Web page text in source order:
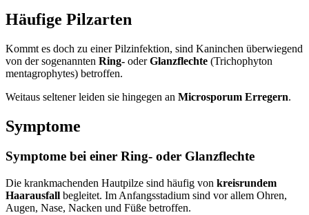
Häufige Pilzarten
Kommt es doch zu einer Pilzinfektion, sind Kaninchen überwiegend
von der sogenannten Ring- oderGlanzflechte (Trichophyton
mentagrophytes) betroffen.
Weitaus seltener leiden sie hingegen an Microsporum Erregern.
Symptome
Symptome bei einer Ring- oder Glanzflechte
Die krankmachenden Hautpilze sind häufig von kreisrundem
Haarausfall begleitet. Im Anfangsstadium sind vor allem Ohren,
Augen, Nase, Nacken und Füße betroffen.